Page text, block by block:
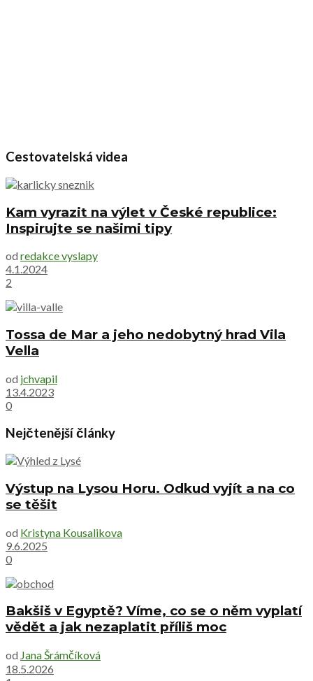
Cestovatelská videa
Kam vyrazit na výlet v České republice:
Inspirujte se našimi tipy
od redakce vyslapy
4.1.2024
2
Tossa de Mar a jeho nedobytný hrad Vila
Vella
od jchvapil
13.4.2023
0
Nejčtenější články
Výstup na Lysou Horu. Odkud vyjít a na co
se těšit
od Kristyna Kousalikova
9.6.2025
0
Bakšiš v Egyptě? Víme, co se o něm vyplatí
vědět a jak nezaplatit příliš moc
od Jana Šrámčíková
18.5.2026